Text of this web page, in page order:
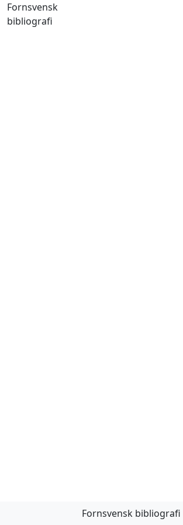
Fornsvensk
bibliografi
Fornsvensk bibliografi